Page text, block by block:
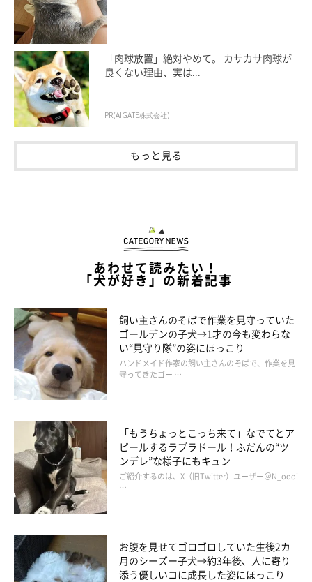
見ていると笑っちゃう
@mokaannsara_shiba
寄り添いながらフリーズする3頭の姿が可愛くておもしろくて、
見ていると癒されますね♪
「肉球放置」絶対やめて。 カサカサ肉球が
良くない理由、実は...
PR(AIGATE株式会社)
もっと見る
あわせて読みたい！
「犬が好き」の新着記事
飼い主さんのそばで作業を見守っていた
ゴールデンの子犬→1才の今も変わらな
い“見守り隊”の姿にほっこり
ハンドメイド作家の飼い主さんのそばで、作業を見
守ってきたゴー …
「もうちょっとこっち来て」なでてとア
ピールするラブラドール！ふだんの“ツ
ンデレ”な様子にもキュン
ご紹介するのは、X（旧Twitter）ユーザー＠N_oooi
…
お腹を見せてゴロゴロしていた生後2カ
月のシーズー子犬→約3年後、人に寄り
添う優しいコに成長した姿にほっこり